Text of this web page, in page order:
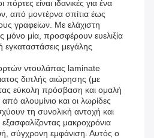
πόρτες είναι ιδανικές για ένα
από μοντέρνα σπίτια έως
γραφείων. Με ελάχιστη
μόνο μία, προσφέρουν ευελιξία
μεγάλης
ντουλάπας laminate
διπλής αιώρησης (με
εύκολη πρόσβαση και ομαλή
αλουμίνιο και οι λωρίδες
τη συνολική αντοχή και
εξασφαλίζοντας μακροχρόνια
σύγχρονη εμφάνιση. Αυτός ο